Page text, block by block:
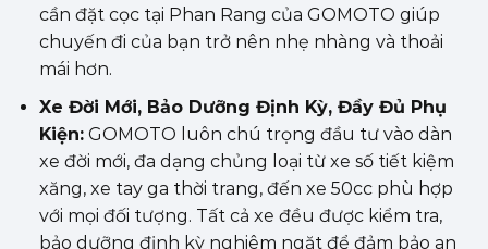
cần đặt cọc tại Phan Rang của GOMOTO giúp
chuyến đi của bạn trở nên nhẹ nhàng và thoải
mái hơn.
Xe Đời Mới, Bảo Dưỡng Định Kỳ, Đầy Đủ Phụ
Kiện:GOMOTO luôn chú trọng đầu tư vào dàn
xe đời mới, đa dạng chủng loại từ xe số tiết kiệm
xăng, xe tay ga thời trang, đến xe 50cc phù hợp
với mọi đối tượng. Tất cả xe đều được kiểm tra,
bảo dưỡng định kỳ nghiêm ngặt để đảm bảo an